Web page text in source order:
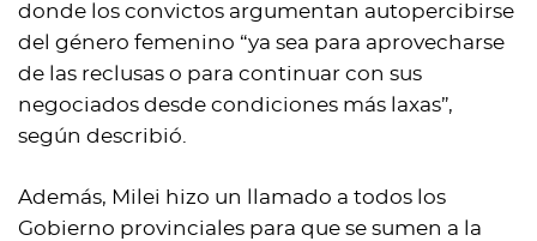
donde los convictos argumentan autopercibirse
del género femenino “ya sea para aprovecharse
de las reclusas o para continuar con sus
negociados desde condiciones más laxas”,
según describió.
Además, Milei hizo un llamado a todos los
Gobierno provinciales para que se sumen a la